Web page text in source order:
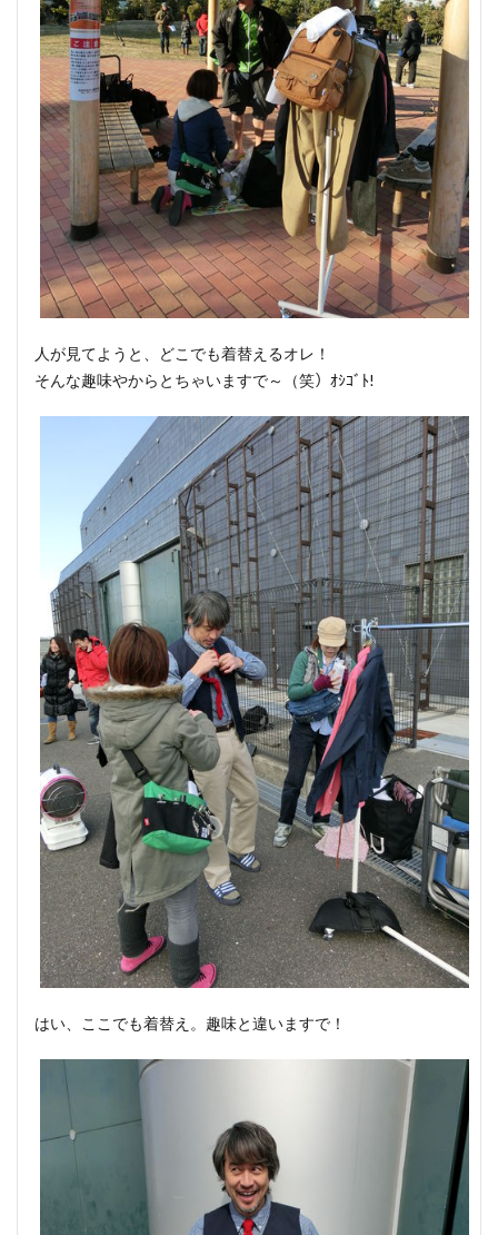
人が見てようと、どこでも着替えるオレ！
そんな趣味やからとちゃいますで～（笑）ｵｼｺﾞﾄ!
はい、ここでも着替え。趣味と違いますで！